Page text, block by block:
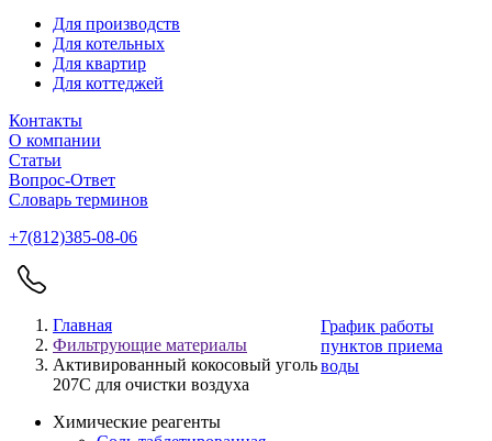
Для производств
Для котельных
Для квартир
Для коттеджей
Контакты
О компании
Статьи
Вопрос-Ответ
Словарь терминов
+7(812)385-08-06
Главная
Фильтрующие материалы
Активированный кокосовый уголь
207C для очистки воздуха
График работы
пунктов приема
воды
Химические реагенты